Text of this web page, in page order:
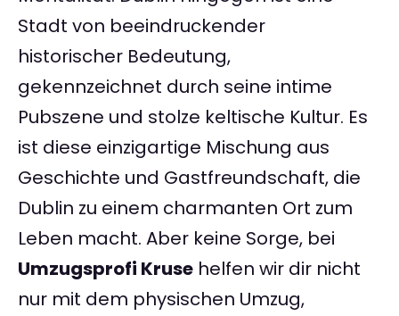
Stadt von beeindruckender
historischer Bedeutung,
gekennzeichnet durch seine intime
Pubszene und stolze keltische Kultur. Es
ist diese einzigartige Mischung aus
Geschichte und Gastfreundschaft, die
Dublin zu einem charmanten Ort zum
Leben macht. Aber keine Sorge, bei
Umzugsprofi Kruse helfen wir dir nicht
nur mit dem physischen Umzug,